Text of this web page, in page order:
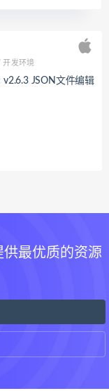
开发环境
JSON文件编辑
供最优质的资源